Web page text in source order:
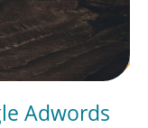
Adwords